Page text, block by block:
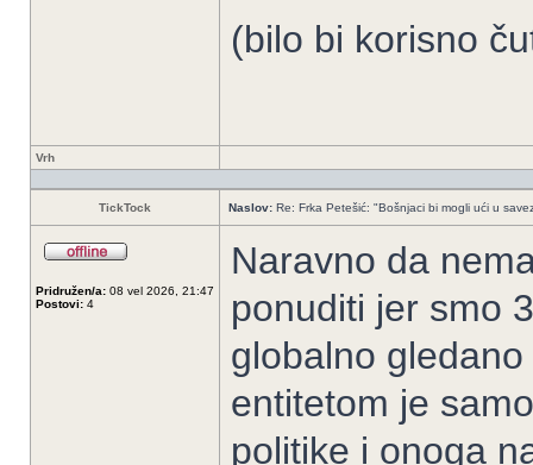
(bilo bi korisno
Vrh
TickTock Naslov: Re: Frka Petešić: "Bošnjaci bi mogli ući u
Pridružen/a: 08 vel 2026, 21:47
Postovi: 4
Naravno da
ponuditi jer smo
globalno
entitetom je
politike i onoga